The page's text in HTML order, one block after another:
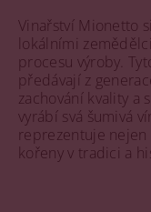
Vinařství Mionetto
lokálními
procesu výroby.
předávají z
zachování kvality a
vyrábí svá šumivá
reprezentuje
kořeny v tradici a